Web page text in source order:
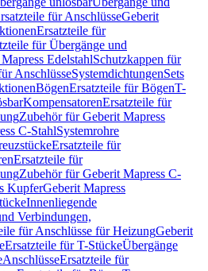
für AnschlüsseGeberit
Ersatzteile für
für Übergänge und
EdelstahlSchutzkappen für
AnschlüsseSystemdichtungenSets
BögenErsatzteile für BögenT-
KompensatorenErsatzteile für
Zubehör für Geberit Mapress
C-StahlSystemrohre
Ersatzteile für
Ersatzteile für
Zubehör für Geberit Mapress C-
KupferGeberit Mapress
Innenliegende
Verbindungen,
für Anschlüsse für HeizungGeberit
Ersatzteile für T-StückeÜbergänge
AnschlüsseErsatzteile für